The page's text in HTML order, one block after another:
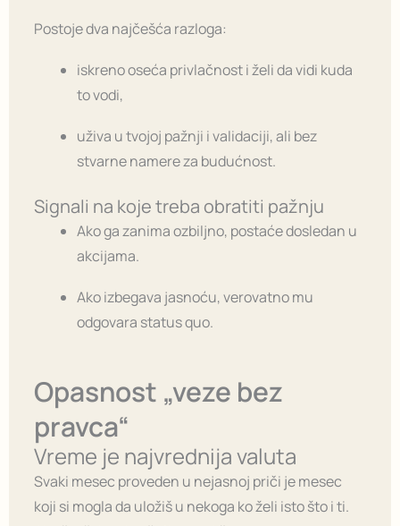
Postoje dva najčešća razloga:
iskreno oseća privlačnost i želi da vidi kuda
to vodi,
uživa u tvojoj pažnji i validaciji, ali bez
stvarne namere za budućnost.
Signali na koje treba obratiti pažnju
Ako ga zanima ozbiljno, postaće dosledan u
akcijama.
Ako izbegava jasnoću, verovatno mu
odgovara status quo.
Opasnost „veze bez
pravca“
Vreme je najvrednija valuta
Svaki mesec proveden u nejasnoj priči je mesec
koji si mogla da uložiš u nekoga ko želi isto što i ti.